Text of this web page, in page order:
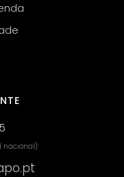
nacional)